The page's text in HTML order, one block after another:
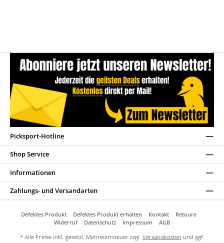
Picksport-Hotline
Shop Service
Informationen
Zahlungs- und Versandarten
Defektes Produkt Defektes Produkt erhalten Kontakt
Retoure
Widerruf
Datenschutz Impressum
AGB
* Alle Preise inkl. gesetzl. Mehrwertsteuer zzgl. Versandkosten und ggf.